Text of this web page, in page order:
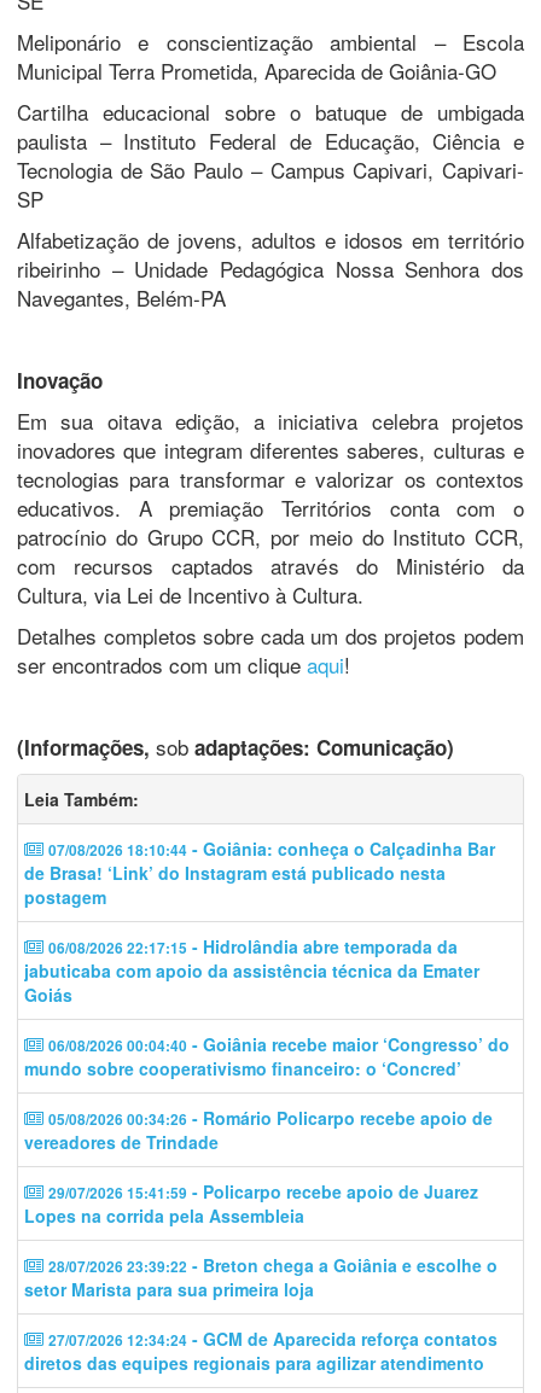
Meliponário e conscientização ambiental – Escola
Municipal Terra Prometida, Aparecida de Goiânia-GO
Cartilha educacional sobre o batuque de umbigada
paulista – Instituto Federal de Educação, Ciência e
Tecnologia de São Paulo – Campus Capivari, Capivari-
SP
Alfabetização de jovens, adultos e idosos em território
ribeirinho – Unidade Pedagógica Nossa Senhora dos
Navegantes, Belém-PA
Inovação
Em sua oitava edição, a iniciativa celebra projetos
inovadores que integram diferentes saberes, culturas e
tecnologias para transformar e valorizar os contextos
educativos. A premiação Territórios conta com o
patrocínio do Grupo CCR, por meio do Instituto CCR,
com recursos captados através do Ministério da
Cultura, via Lei de Incentivo à Cultura.
Detalhes completos sobre cada um dos projetos podem
ser encontrados com um clique aqui!
(Informações, sob adaptações: Comunicação)
Leia Também:
07/08/2026 18:10:44 - Goiânia: conheça o Calçadinha Bar
de Brasa! ‘Link’ do Instagram está publicado nesta
postagem
06/08/2026 22:17:15 - Hidrolândia abre temporada da
jabuticaba com apoio da assistência técnica da Emater
Goiás
06/08/2026 00:04:40 - Goiânia recebe maior ‘Congresso’ do
mundo sobre cooperativismo financeiro: o ‘Concred’
05/08/2026 00:34:26 - Romário Policarpo recebe apoio de
vereadores de Trindade
29/07/2026 15:41:59 - Policarpo recebe apoio de Juarez
Lopes na corrida pela Assembleia
28/07/2026 23:39:22 - Breton chega a Goiânia e escolhe o
setor Marista para sua primeira loja
27/07/2026 12:34:24 - GCM de Aparecida reforça contatos
diretos das equipes regionais para agilizar atendimento